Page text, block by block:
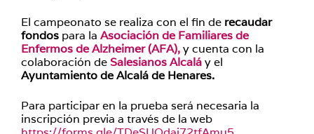
El campeonato se realiza con el fin de recaudar
fondos para la Asociación de Familiares de
Enfermos de Alzheimer (AFA),y cuenta con la
colaboración de Salesianos Alcaláy el
Ayuntamiento de Alcalá de Henares.
Para participar en la prueba será necesaria la
inscripción previa a través de la web